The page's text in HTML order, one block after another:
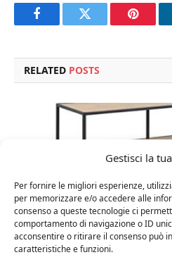
Gestisci la
Per fornire le migliori esperienze,
per memorizzare e/o accedere alle
consenso a queste tecnologie ci
comportamento di navigazione o ID
acconsentire o ritirare il consenso può
caratteristiche e funzioni.
FacebookTwitter
RELATED POSTS